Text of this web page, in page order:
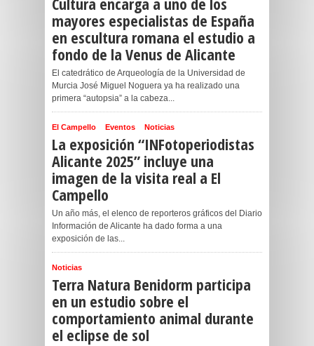
mayores especialistas de España
en escultura romana el estudio a
fondo de la Venus de Alicante
El catedrático de Arqueología de la Universidad de
Murcia José Miguel Noguera ya ha realizado una
primera “autopsia” a la cabeza...
El Campello Eventos Noticias
La exposición “INFotoperiodistas
Alicante 2025” incluye una
imagen de la visita real a El
Campello
Un año más, el elenco de reporteros gráficos del Diario
Información de Alicante ha dado forma a una
exposición de las...
Noticias
Terra Natura Benidorm participa
en un estudio sobre el
comportamiento animal durante
el eclipse de sol